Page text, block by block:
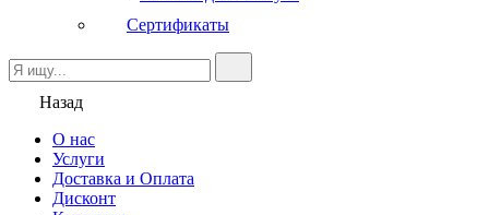
Сертификаты
Назад
О нас
Услуги
Доставка и Оплата
Дисконт